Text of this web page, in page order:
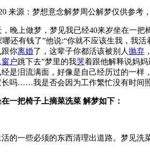
来源：梦想意念解梦周公解梦仅供参考
晚上做梦，梦见我已经40来岁坐在一
哪还有钱了”他说:“你就不应该生我，我
你离婚了，这辈子你都活该被别人 抛弃
窗户跳下去”梦里的我哭着跟他解释说妈
经是泪流满面，好像是自己经历过的一
长吗……我是否会因为工作繁忙没有时
一把椅子上摘菜洗菜 解梦如下：
的一些必须的东西清理出道路。梦见